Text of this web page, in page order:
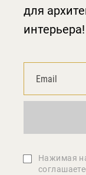
для
интерьера!
Нажимая